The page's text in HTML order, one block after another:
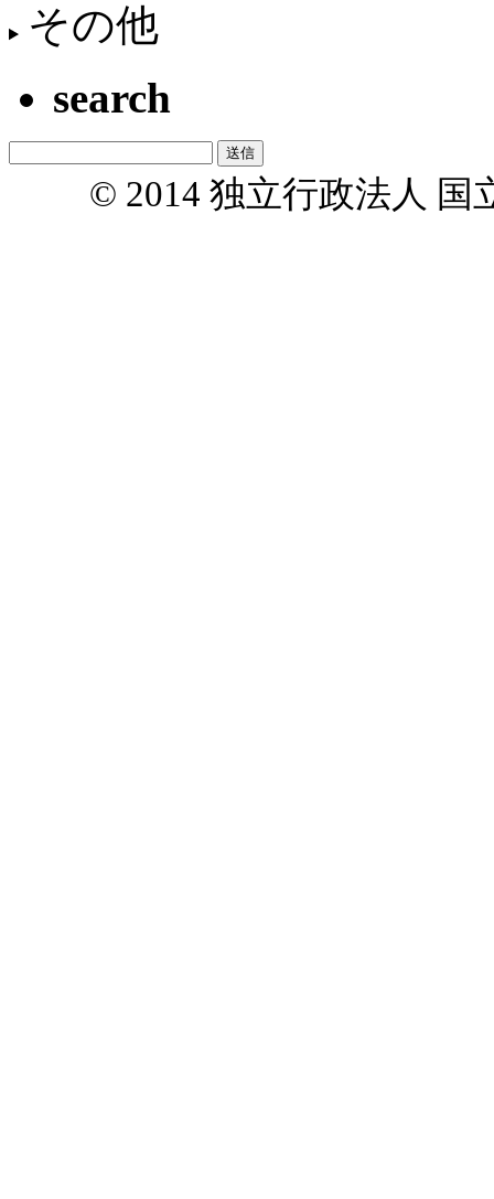
その他
search
© 2014 独立行政法人 国